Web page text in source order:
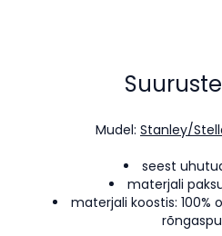
Mudel: Stanley/
seest
materjali
materjali koostis: